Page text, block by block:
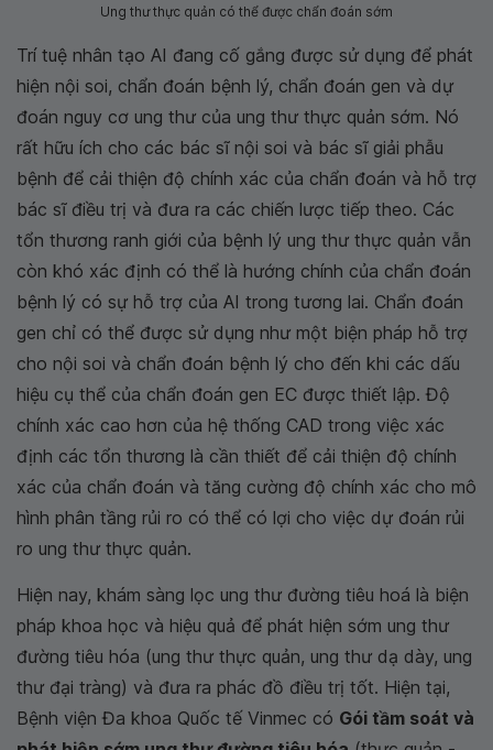
Ung thư thực quản có thể được chẩn đoán sớm
Trí tuệ nhân tạo AI đang cố gắng được sử dụng để phát
hiện nội soi, chẩn đoán bệnh lý, chẩn đoán gen và dự
đoán nguy cơ ung thư của ung thư thực quản sớm. Nó
rất hữu ích cho các bác sĩ nội soi và bác sĩ giải phẫu
bệnh để cải thiện độ chính xác của chẩn đoán và hỗ trợ
bác sĩ điều trị và đưa ra các chiến lược tiếp theo. Các
tổn thương ranh giới của bệnh lý ung thư thực quản vẫn
còn khó xác định có thể là hướng chính của chẩn đoán
bệnh lý có sự hỗ trợ của AI trong tương lai. Chẩn đoán
gen chỉ có thể được sử dụng như một biện pháp hỗ trợ
cho nội soi và chẩn đoán bệnh lý cho đến khi các dấu
hiệu cụ thể của chẩn đoán gen EC được thiết lập. Độ
chính xác cao hơn của hệ thống CAD trong việc xác
định các tổn thương là cần thiết để cải thiện độ chính
xác của chẩn đoán và tăng cường độ chính xác cho mô
hình phân tầng rủi ro có thể có lợi cho việc dự đoán rủi
ro ung thư thực quản.
Hiện nay, khám sàng lọc ung thư đường tiêu hoá là biện
pháp khoa học và hiệu quả để phát hiện sớm ung thư
đường tiêu hóa (ung thư thực quản, ung thư dạ dày, ung
thư đại tràng) và đưa ra phác đồ điều trị tốt. Hiện tại,
Bệnh viện Đa khoa Quốc tế Vinmec có Gói tầm soát và